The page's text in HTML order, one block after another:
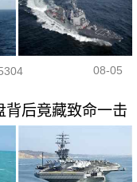
08-05
背后竟藏致命一击